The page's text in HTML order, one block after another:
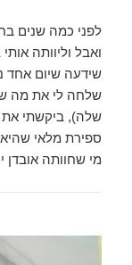
לפני כמה שנים
ואבל וליוותה
שידעה שיום אחד
שלחה לי את מה
שלה), ביקשתי את
ספירת מלאי
מי שחוותה